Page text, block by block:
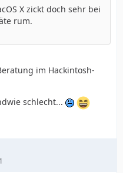
X zickt doch sehr bei
rum.
im Hackintosh-
schlecht...